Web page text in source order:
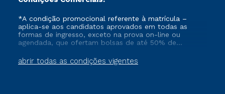
abrir todas as condições vigentes
*A condição promocional referente à matrícula –
aplica-se aos candidatos aprovados em todas as
formas de ingresso, exceto na prova on-line ou
agendada, que ofertam bolsas de até 50% de
que ainda não tenham efetivado e/ou não tenham
cancelado ou trancado sua matrícula em uma das